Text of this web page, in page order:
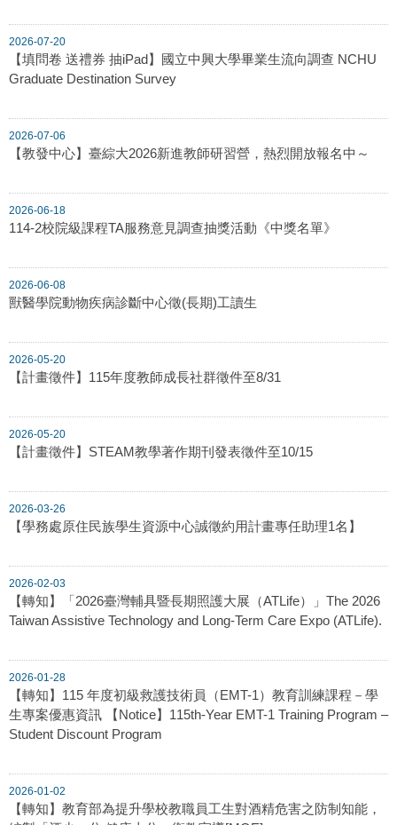
2026-07-20
【填問卷 送禮券 抽iPad】國立中興大學畢業生流向調查 NCHU
Graduate Destination Survey
2026-07-06
【教發中心】臺綜大2026新進教師研習營，熱烈開放報名中～
2026-06-18
114-2校院級課程TA服務意見調查抽獎活動《中獎名單》
2026-06-08
獸醫學院動物疾病診斷中心徵(長期)工讀生
2026-05-20
【計畫徵件】115年度教師成長社群徵件至8/31
2026-05-20
【計畫徵件】STEAM教學著作期刊發表徵件至10/15
2026-03-26
【學務處原住民族學生資源中心誠徵約用計畫專任助理1名】
2026-02-03
【轉知】「2026臺灣輔具暨長期照護大展（ATLife）」The 2026
Taiwan Assistive Technology and Long-Term Care Expo (ATLife).
2026-01-28
【轉知】115 年度初級救護技術員（EMT-1）教育訓練課程－學
生專案優惠資訊 【Notice】115th-Year EMT-1 Training Program –
Student Discount Program
2026-01-02
【轉知】教育部為提升學校教職員工生對酒精危害之防制知能，